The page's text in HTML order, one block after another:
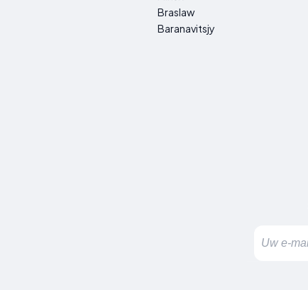
Braslaw
Baranavitsjy